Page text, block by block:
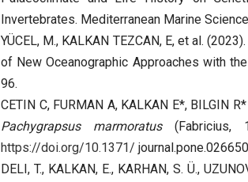
Invertebrates. Mediterranean Marine
YÜCEL, M., KALKAN TEZCAN, E, et al.
of New Oceanographic Approaches with
96.
CETIN C, FURMAN A, KALKAN E*, BILGIN
Pachygrapsus marmoratus(Fabricius,
https://doi.org/10.1371/
DELI, T., KALKAN, E., KARHAN, S. Ü.,